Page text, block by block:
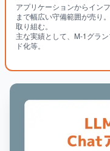
アプリケーションからイン
まで幅広い守備範囲が売り
取り組む。
主な実績として、M-1グラ
ド化等。